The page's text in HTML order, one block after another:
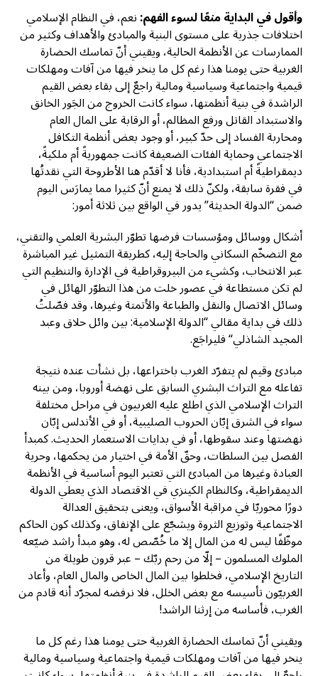
وأقول في البداية منعًا لسوء الفهم:نعم، في النظام الإسلامي
اختلافات جذرية على مستوى البنية والمبادئ والأهداف وكثير من
الممارسات عن الأنظمة الحالية، ويقيني أنّ تماسك الحضارة
الغربية حتى يومنا هذا رغم كل ما ينخر فيها من آفات ومهلكات
قيمية واجتماعية وسياسية ومالية راجعٌ إلى بقاء بعض القيم
الراشدة في بنية أنظمتها، سواء كانت الخروج من الجَور الخانق
والاستبداد القاتل ورفع المظالم، أو الرقابة على المال العام
ومحاربة الفساد إلى حدّ كبير، أو وجود بعض أنظمة التكافل
الاجتماعي وحماية الفئات الضعيفة كانت جمهوريةً أم ملكيةً،
ديمقراطيةً أم استبدادية، فأنا لا أقدّم هنا الأطروحة التي نقدتُها
في فقرة سابقة، ولكنّ ذلك لا يمنع أنّ كثيرا مما يمارَس اليوم
ضمن “الدولة الحديثة” يدور في الواقع بين ثلاثة أمور:
أشكال ووسائل ومؤسسات فرضها تطوّر البشرية العلمي والتقني،
مع التضخّم السكاني والحاجة إليه، كطريقة التمثيل غير المباشرة
عبر الانتخاب، وكشيء من البيروقراطية في الإدارة والتنظيم التي
لم تكن مستطاعة في عصور خلت من هذا التطوّر الهائل في
وسائل الاتصال والنقل والطباعة والأتمتة وغيرها، وقد فصّلتُ
ذلك في بداية مقالي “الدولة الإسلامية: بين وائل حلاق وعبد
المجيد الشاذلي“ فليراجَع.
مبادئ وقيم لم يتفرّد الغرب باختراعها، بل نشأت عنده نتيجة
تفاعله مع التراث البشري السابق على نهضة أوروبا، ومن بينه
التراث الإسلامي الذي اطلع عليه الغربيون في مراحل مختلفة
سواء في الشرق إبّان الحروب الصليبية، أو في الأندلس إبّان
نهضتها وعند سقوطها، أو في بدايات الاستعمار الحديث. كمبدأ
الفصل بين السلطات، وحقّ الأمة في اختيار من يحكمها، وحرية
العبادة وغيرها من المبادئ التي تعتبر اليوم أساسية في الأنظمة
الديمقراطية، وكالنظام الكينزي في الاقتصاد الذي يعطي الدولة
دورًا محوريّا في مراقبة الأسواق، ويعنى بتحقيق العدالة
الاجتماعية وتوزيع الثروة ويشجّع على الإنفاق، وكذلك كون الحاكم
موظّفًا ليس له من المال إلا ما خُصّص له، وهو مبدأ راشد ضيّعه
الملوك المسلمون – إلّا من رحم ربّك – عبر قرون طويلة من
التاريخ الإسلامي، فخلطوا بين المال الخاص والمال العام، وأعاد
الغربيّون تأسيسه مع بعض الخلل، فلا نرفضه لمجرّد أنه قادم من
الغرب، فأساسه من إرثنا الراشد!
ويقيني أنّ تماسك الحضارة الغربية حتى يومنا هذا رغم كل ما
ينخر فيها من آفات ومهلكات قيمية واجتماعية وسياسية ومالية